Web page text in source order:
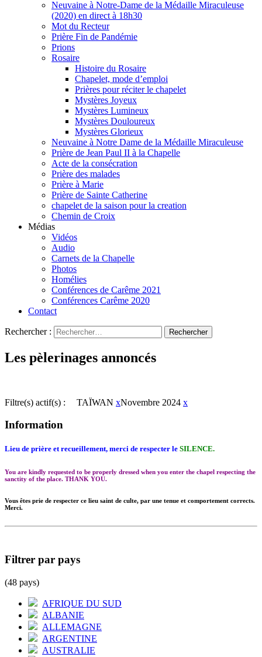
Neuvaine à Notre-Dame de la Médaille Miraculeuse
(2020) en direct à 18h30
Mot du Recteur
Prière Fin de Pandémie
Prions
Rosaire
Histoire du Rosaire
Chapelet, mode d’emploi
Prières pour réciter le chapelet
Mystères Joyeux
Mystères Lumineux
Mystères Douloureux
Mystères Glorieux
Neuvaine à Notre Dame de la Médaille Miraculeuse
Prière de Jean Paul II à la Chapelle
Acte de la consécration
Prière des malades
Prière à Marie
Prière de Sainte Catherine
chapelet de la saison pour la creation
Chemin de Croix
Médias
Vidéos
Audio
Carnets de la Chapelle
Photos
Homélies
Conférences de Carême 2021
Conférences Carême 2020
Contact
Rechercher :
Les pèlerinages annoncés
Filtre(s) actif(s) : TAÏWAN xNovembre 2024 x
Information
Lieu de prière et recueillement, merci de respecter le SILENCE.
You are kindly requested to be properly dressed when you enter the chapel respecting the
sanctity of the place. THANK YOU.
Vous êtes prie de respecter ce lieu saint de culte, par une tenue et comportement corrects.
Merci.
Filtrer par pays
(48 pays)
AFRIQUE DU SUD
ALBANIE
ALLEMAGNE
ARGENTINE
AUSTRALIE